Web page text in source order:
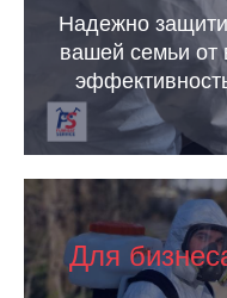
Надежно
вашей семьи от
Для